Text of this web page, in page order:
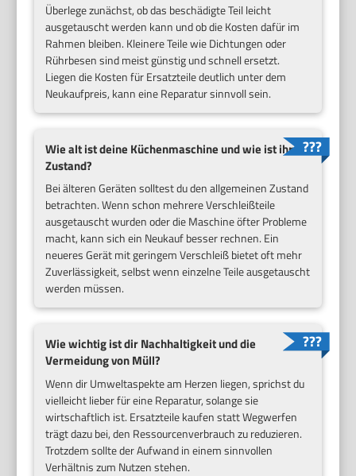
Überlege zunächst, ob das beschädigte Teil leicht
ausgetauscht werden kann und ob die Kosten dafür im
Rahmen bleiben. Kleinere Teile wie Dichtungen oder
Rührbesen sind meist günstig und schnell ersetzt.
Liegen die Kosten für Ersatzteile deutlich unter dem
Neukaufpreis, kann eine Reparatur sinnvoll sein.
Wie alt ist deine Küchenmaschine und wie ist ihr
Zustand?
Bei älteren Geräten solltest du den allgemeinen Zustand
betrachten. Wenn schon mehrere Verschleißteile
ausgetauscht wurden oder die Maschine öfter Probleme
macht, kann sich ein Neukauf besser rechnen. Ein
neueres Gerät mit geringem Verschleiß bietet oft mehr
Zuverlässigkeit, selbst wenn einzelne Teile ausgetauscht
werden müssen.
Wie wichtig ist dir Nachhaltigkeit und die
Vermeidung von Müll?
Wenn dir Umweltaspekte am Herzen liegen, sprichst du
vielleicht lieber für eine Reparatur, solange sie
wirtschaftlich ist. Ersatzteile kaufen statt Wegwerfen
trägt dazu bei, den Ressourcenverbrauch zu reduzieren.
Trotzdem sollte der Aufwand in einem sinnvollen
Verhältnis zum Nutzen stehen.